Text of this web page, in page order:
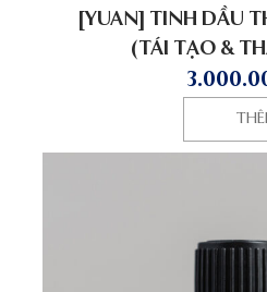
[YUAN] TINH DẦU
(TÁI TẠO &